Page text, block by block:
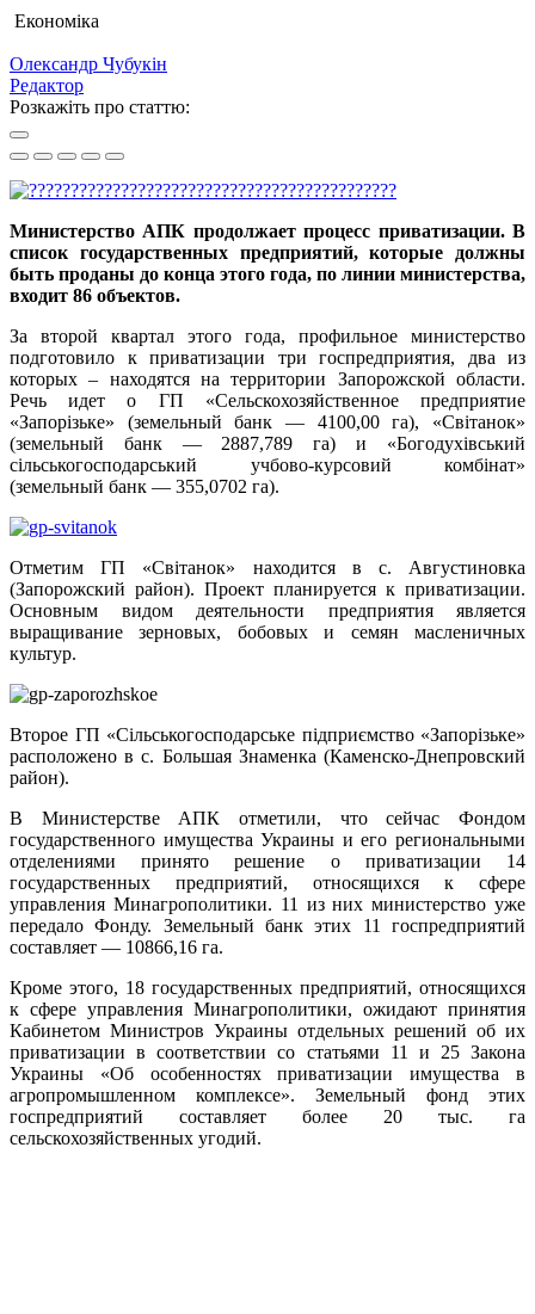
Економіка
Олександр Чубукін
Редактор
Розкажіть про статтю:
Министерство АПК продолжает процесс приватизации. В
список государственных предприятий, которые должны
быть проданы до конца этого года, по линии министерства,
входит 86 объектов.
За второй квартал этого года, профильное министерство
подготовило к приватизации три госпредприятия, два из
которых – находятся на территории Запорожской области.
Речь идет о ГП «Сельскохозяйственное предприятие
«Запорізьке» (земельный банк — 4100,00 га), «Світанок»
(земельный банк — 2887,789 га) и «Богодухівський
сільськогосподарський учбово-курсовий комбінат»
(земельный банк — 355,0702 га).
Отметим ГП «Світанок» находится в с. Августиновка
(Запорожский район). Проект планируется к приватизации.
Основным видом деятельности предприятия является
выращивание зерновых, бобовых и семян масленичных
культур.
Второе ГП «Сільськогосподарське підприємство «Запорізьке»
расположено в с. Большая Знаменка (Каменско-Днепровский
район).
В Министерстве АПК отметили, что сейчас Фондом
государственного имущества Украины и его региональными
отделениями принято решение о приватизации 14
государственных предприятий, относящихся к сфере
управления Минагрополитики. 11 из них министерство уже
передало Фонду. Земельный банк этих 11 госпредприятий
составляет — 10866,16 га.
Кроме этого, 18 государственных предприятий, относящихся
к сфере управления Минагрополитики, ожидают принятия
Кабинетом Министров Украины отдельных решений об их
приватизации в соответствии со статьями 11 и 25 Закона
Украины «Об особенностях приватизации имущества в
агропромышленном комплексе». Земельный фонд этих
госпредприятий составляет более 20 тыс. га
сельскохозяйственных угодий.